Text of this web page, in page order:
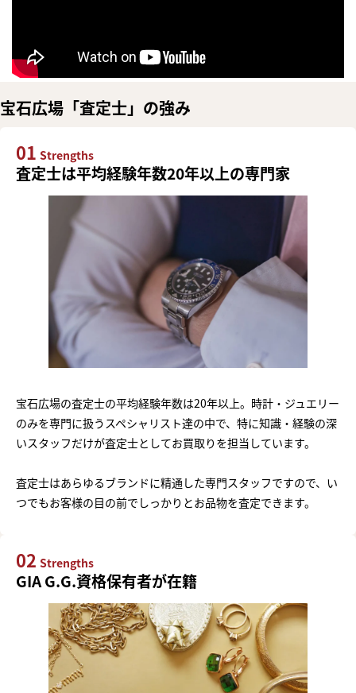
宝石広場「査定士」の強み
01 Strengths
査定士は平均経験年数20年以上の専門家
宝石広場の査定士の平均経験年数は20年以上。時計・ジュエリー
のみを専門に扱うスペシャリスト達の中で、特に知識・経験の深
いスタッフだけが査定士としてお買取りを担当しています。
査定士はあらゆるブランドに精通した専門スタッフですので、い
つでもお客様の目の前でしっかりとお品物を査定できます。
02 Strengths
GIA G.G.資格保有者が在籍